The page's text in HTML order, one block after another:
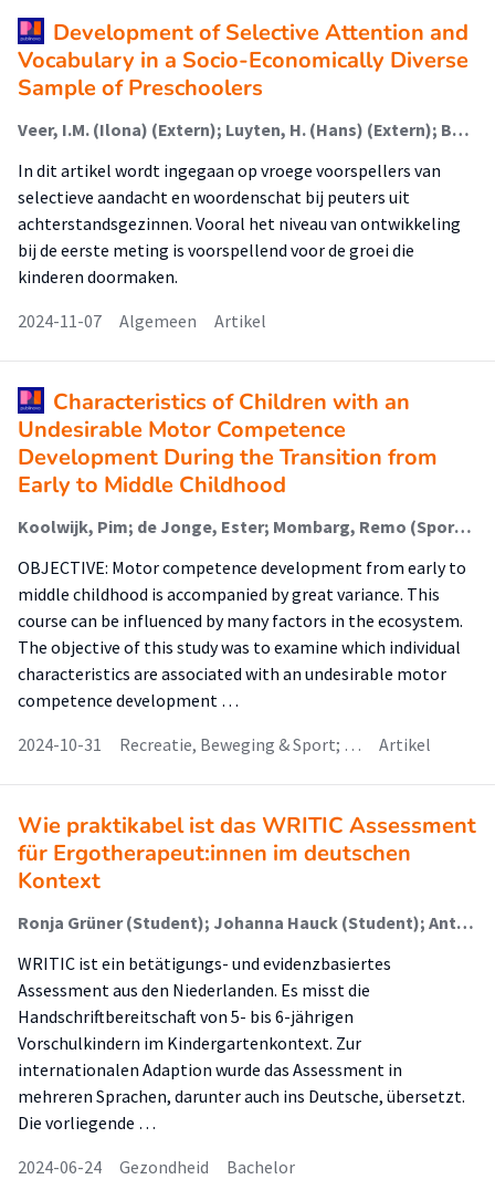
Development of Selective Attention and
Vocabulary in a Socio-Economically Diverse
Sample of Preschoolers
Veer, I.M. (Ilona) (Extern); Luyten, H. (Hans) (Extern); Borghuis, J (Jeroen) (Extern); Tuijl, C (Cathy) van (Lector)
In dit artikel wordt ingegaan op vroege voorspellers van
selectieve aandacht en woordenschat bij peuters uit
achterstandsgezinnen. Vooral het niveau van ontwikkeling
bij de eerste meting is voorspellend voor de groei die
kinderen doormaken.
2024-11-07
Algemeen Artikel
Characteristics of Children with an
Undesirable Motor Competence
Development During the Transition from
Early to Middle Childhood
Koolwijk, Pim; de Jonge, Ester; Mombarg, Remo (Sports Science); Remmers, Teun; Van Kann, Dave; van Aart, Ingrid (Sports Science); Savelsbergh, Geert; de Vries, Sanne
OBJECTIVE: Motor competence development from early to
middle childhood is accompanied by great variance. This
course can be influenced by many factors in the ecosystem.
The objective of this study was to examine which individual
characteristics are associated with an undesirable motor
competence development …
2024-10-31
Recreatie, Beweging & Sport; … Artikel
Wie praktikabel ist das WRITIC Assessment
für Ergotherapeut:innen im deutschen
Kontext
Ronja Grüner (Student); Johanna Hauck (Student); Antonia Hilneder (Student); Uta Roentgen (Begeleider)
WRITIC ist ein betätigungs- und evidenzbasiertes
Assessment aus den Niederlanden. Es misst die
Handschriftbereitschaft von 5- bis 6-jährigen
Vorschulkindern im Kindergartenkontext. Zur
internationalen Adaption wurde das Assessment in
mehreren Sprachen, darunter auch ins Deutsche, übersetzt.
Die vorliegende …
2024-06-24
Gezondheid Bachelor